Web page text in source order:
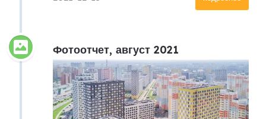
Фотоотчет, август 2021